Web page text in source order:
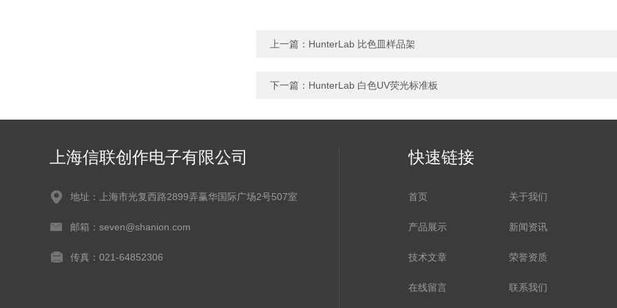
上一篇： HunterLab 比色皿样品架
下一篇： HunterLab 白色UV荧光标准板
上海信联创作电子有限公司
地址：上海市光复西路2899弄赢华国际广场2号507室
邮箱：seven@shanion.com
传真：021-64852306
快速链接
首页 关于我们
产品展示 新闻资讯
技术文章 荣誉资质
在线留言 联系我们